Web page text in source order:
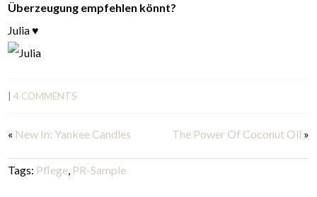
Überzeugung empfehlen könnt?
Julia ♥
|4 COMMENTS
« New In: Yankee Candles The Power Of Coconut Oil »
Tags: Pflege, PR-Sample